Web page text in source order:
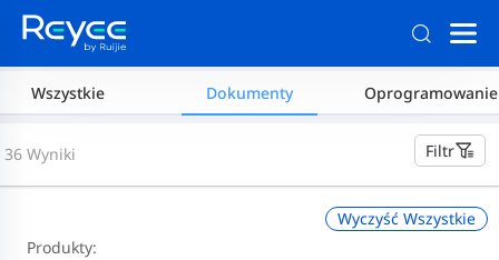
Wszystkie Dokumenty Oprogramowanie
Filtr
36 Wyniki
Produkty:
Wyczyść Wszystkie